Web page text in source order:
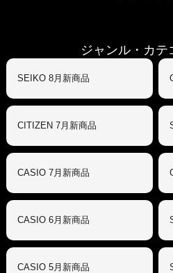
ジャンル・カテ
SEIKO 8月新商品
CITIZEN 7月新商品
CASIO 7月新商品
CASIO 6月新商品
CASIO 5月新商品